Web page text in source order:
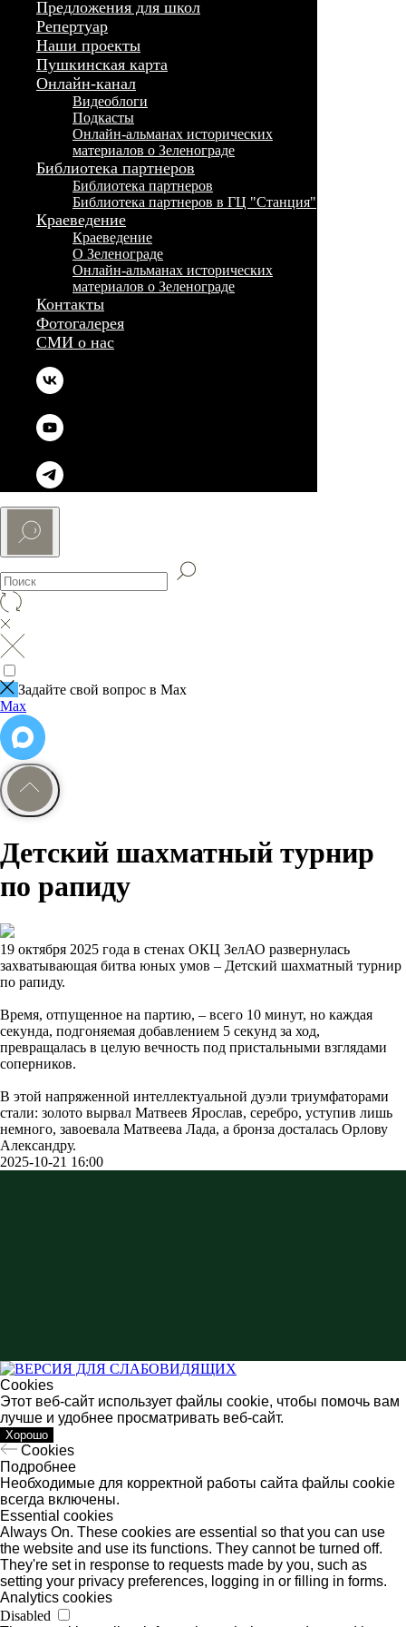
Предложения для школ
Репертуар
Наши проекты
Пушкинская карта
Онлайн-канал
Видеоблоги
Подкасты
Онлайн-альманах исторических
материалов о Зеленограде
Библиотека партнеров
Библиотека партнеров
Библиотека партнеров в ГЦ "Станция"
Краеведение
Краеведение
О Зеленограде
Онлайн-альманах исторических
материалов о Зеленограде
Контакты
Фотогалерея
СМИ о нас
Задайте свой вопрос в Max
Max
Детский шахматный турнир
по рапиду
19 октября 2025 года в стенах ОКЦ ЗелАО развернулась
захватывающая битва юных умов – Детский шахматный турнир
по рапиду.
Время, отпущенное на партию, – всего 10 минут, но каждая
секунда, подгоняемая добавлением 5 секунд за ход,
превращалась в целую вечность под пристальными взглядами
соперников.
В этой напряженной интеллектуальной дуэли триумфаторами
стали: золото вырвал Матвеев Ярослав, серебро, уступив лишь
немного, завоевала Матвеева Лада, а бронза досталась Орлову
Александру.
2025-10-21 16:00
Об учреждении
Противодействие коррупции
Cookies
Этот веб-сайт использует файлы cookie, чтобы помочь вам
лучше и удобнее просматривать веб-сайт.
Хорошо
Cookies
Подробнее
Необходимые для корректной работы сайта файлы cookie
всегда включены.
Essential cookies
Always On. These cookies are essential so that you can use
the website and use its functions. They cannot be turned off.
They're set in response to requests made by you, such as
setting your privacy preferences, logging in or filling in forms.
Analytics cookies
Disabled